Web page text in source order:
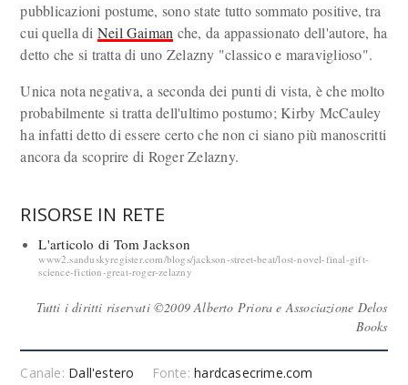
pubblicazioni postume, sono state tutto sommato positive, tra
cui quella di Neil Gaiman che, da appassionato dell'autore, ha
detto che si tratta di uno Zelazny "classico e maraviglioso".
Unica nota negativa, a seconda dei punti di vista, è che molto
probabilmente si tratta dell'ultimo postumo; Kirby McCauley
ha infatti detto di essere certo che non ci siano più manoscritti
ancora da scoprire di Roger Zelazny.
RISORSE IN RETE
L'articolo di Tom Jackson
www2.sanduskyregister.com/blogs/jackson-street-beat/lost-novel-final-gift-
science-fiction-great-roger-zelazny
Tutti i diritti riservati ©2009 Alberto Priora e Associazione Delos
Books
Canale: Dall'estero Fonte:hardcasecrime.com